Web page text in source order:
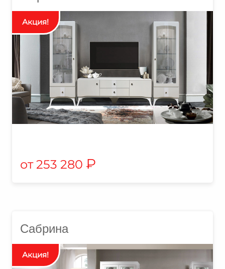
253 280 ₽
Сабрина